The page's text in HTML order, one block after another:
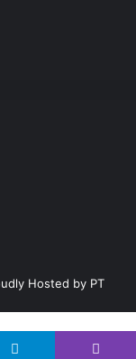
Hosted by PT